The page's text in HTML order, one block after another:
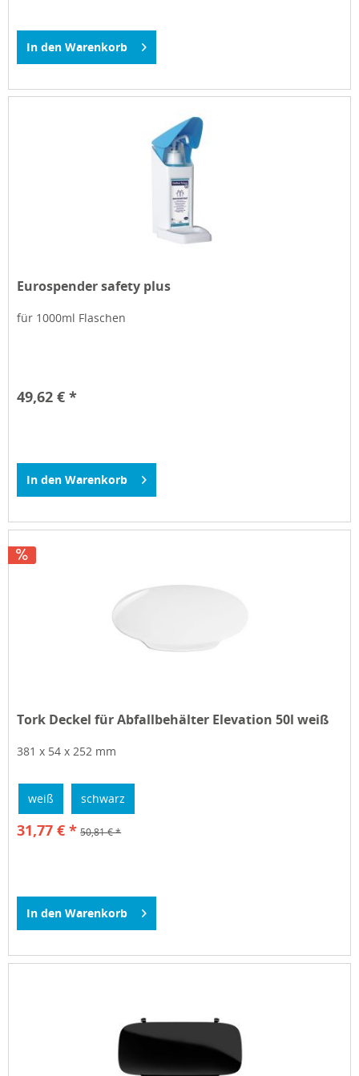
In den Warenkorb
Eurospender safety plus
für 1000ml Flaschen
49,62 € *
In den Warenkorb
Tork Deckel für Abfallbehälter Elevation 50l weiß
381 x 54 x 252 mm
weiß schwarz
31,77 € * 50,81 € *
In den Warenkorb